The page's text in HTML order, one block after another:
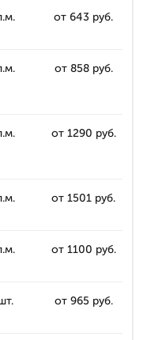
от 643 руб.
от 858 руб.
от 1290 руб.
от 1501 руб.
от 1100 руб.
от 965 руб.